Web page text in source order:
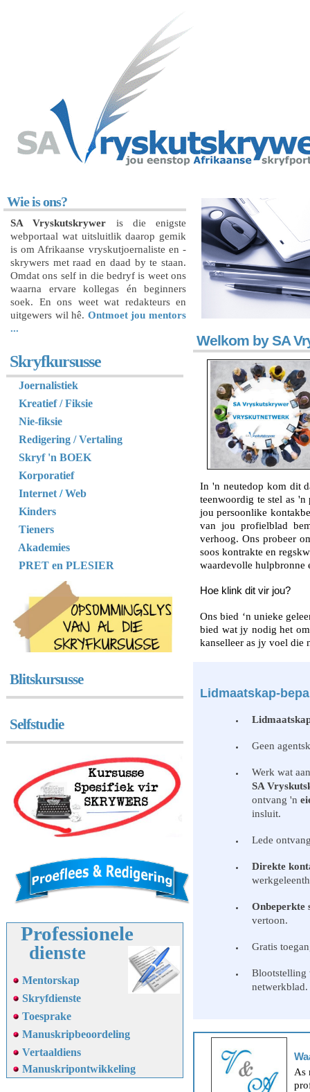
Welkom by SA
In 'n neutedop kom dit
teenwoordig te stel as
joupersoonlike
van jou profielblad
verhoog. Ons probeer
soos kontrakte en
waardevolle hulpbronne
Hoe klink dit vir jou?
Ons bied ‘n unieke
bied wat jy nodig het
kanselleer as jy voel die
Lidmaatskap-
Geen
Werk wat
SA
ontvang 'n
insluit.
Lede
Direkte
Onbeperkte
vertoon.
Gratis
netwerkblad.
As
Wie is ons?
SA Vryskutskrywer is die enigste
webportaal wat uitsluitlik daarop gemik
is om Afrikaanse vryskutjoernaliste en -
skrywers met raad en daad by te staan.
Omdat ons self in die bedryf is weet ons
waarna ervare kollegas én beginners
soek. En ons weet wat redakteurs en
uitgewers wil hê. Ontmoet jou mentors
...
Skryfkursusse
Joernalistiek
Kreatief / Fiksie
Nie-fiksie
Redigering / Vertaling
Skryf 'n BOEK
Korporatief
Internet /Web
Kinders
Tieners
Akademies
PRET en PLESIER
Blitskursusse
Selfstudie
Professionele
dienste
Mentorskap
Skryfdienste
Toesprake
Manuskripbeoordeling
Vertaaldiens
Manuskripontwikkeling